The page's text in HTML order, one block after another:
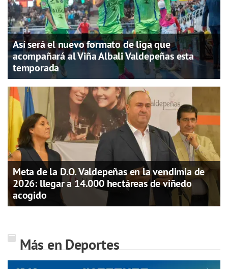
Así será el nuevo formato de liga que
acompañará al Viña Albali Valdepeñas esta
temporada
Meta de la D.O. Valdepeñas en la vendimia de
2026: llegar a 14.000 hectáreas de viñedo
acogido
Más en Deportes